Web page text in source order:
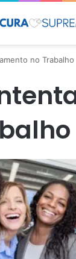
no Trabalho